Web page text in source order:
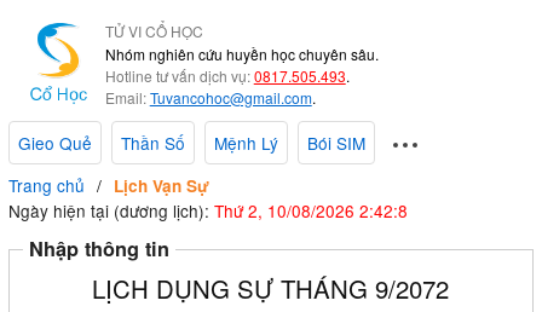
TỬ VI CỔ HỌC
Nhóm nghiên cứu huyền học chuyên sâu.
Hotline tư vấn dịch vụ:0817.505.493.
Email:Tuvancohoc@gmail.com.
Gieo Quẻ Thần Số Mệnh Lý
Bói SIM
Trang chủ
Lịch Vạn Sự
Ngày hiện tại (dương lịch): Thứ 2, 10/08/2026 2:42:9
Nhập thông tin
LỊCH DỤNG SỰ THÁNG 9/2072